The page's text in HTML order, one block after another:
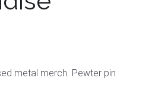
metal merch. Pewter pin